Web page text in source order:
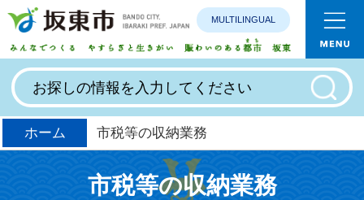
みんなで
MULTILINGUAL
ホーム 市税等の収納業務
市税等の収納業務